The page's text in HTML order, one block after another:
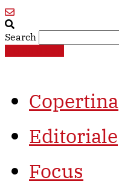
Search
Copertina
Editoriale
Focus